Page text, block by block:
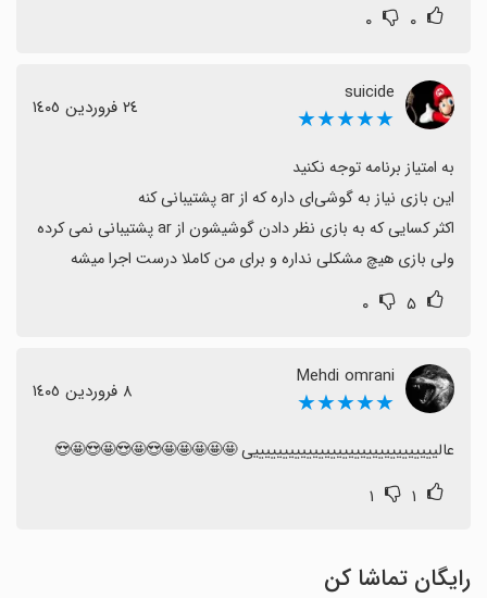
۰ ۰
suicide
★★★★★ ٢٤ فروردین ١٤٠٥
ولی بازی هیچ مشکلی نداره و برای من کاملا درست اجرا میشه
۵ ۰
Mehdi omrani
★★★★★ ٨ فروردین ١٤٠٥
عالیییییییییییییییییییییییییییییییی 🤩🤩🤩🤩🤩😍🤩😍🤩😍🤩😍
۱ ۱
رایگان تماشا کن